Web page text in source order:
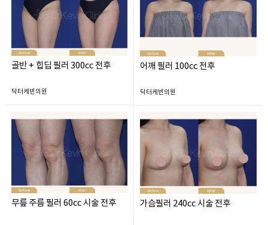
골반 + 힙딥 필러 300cc 전후
닥터케빈의원
어깨 필러 100cc 전후
닥터케빈의원
무릎 주름 필러 60cc 시술 전후 가슴필러 240cc 시술 전후